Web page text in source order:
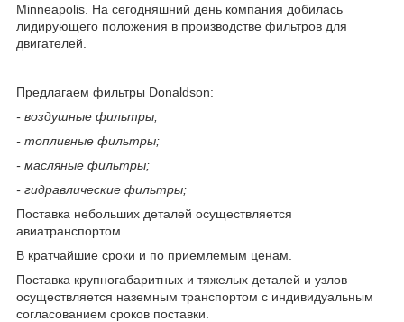
Minneapolis. На сегодняшний день компания добилась
лидирующего положения в производстве фильтров для
двигателей.
Предлагаем фильтры Donaldson:
- воздушные фильтры;
- топливные фильтры;
- масляные фильтры;
- гидравлические фильтры;
Поставка небольших деталей осуществляется
авиатранспортом.
В кратчайшие сроки и по приемлемым ценам.
Поставка крупногабаритных и тяжелых деталей и узлов
осуществляется наземным транспортом с индивидуальным
согласованием сроков поставки.